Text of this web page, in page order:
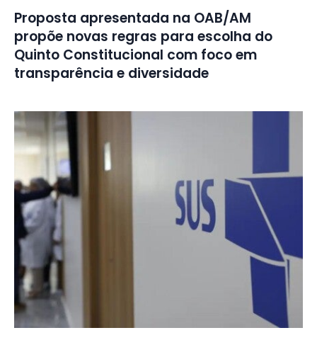
Proposta apresentada na OAB/AM
propõe novas regras para escolha do
Quinto Constitucional com foco em
transparência e diversidade